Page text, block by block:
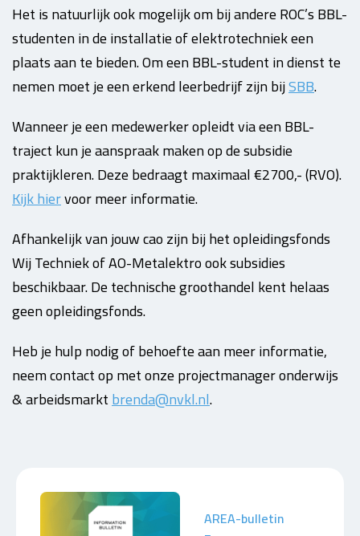
Het is natuurlijk ook mogelijk om bij andere ROC’s BBL-
studenten in de installatie of elektrotechniek een
plaats aan te bieden. Om een BBL-student in dienst te
nemen moet je een erkend leerbedrijf zijn bijSBB.
Wanneer je een medewerker opleidt via een BBL-
traject kun je aanspraak maken op de subsidie
praktijkleren. Deze bedraagt maximaal €2700,- (RVO).
Kijk hiervoor meer informatie.
Afhankelijk van jouw cao zijn bij het opleidingsfonds
Wij Techniek of AO-Metalektro ook subsidies
beschikbaar. De technische groothandel kent helaas
geen opleidingsfonds.
Heb je hulp nodig of behoefte aan meer informatie,
neem contact op met onze projectmanager onderwijs
& arbeidsmarktbrenda@nvkl.nl.
AREA-bulletin